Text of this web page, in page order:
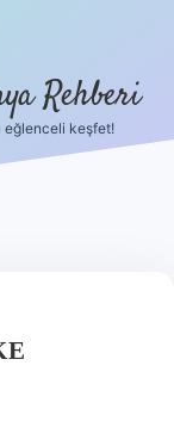
Rehberi
eğlenceli keşfet!